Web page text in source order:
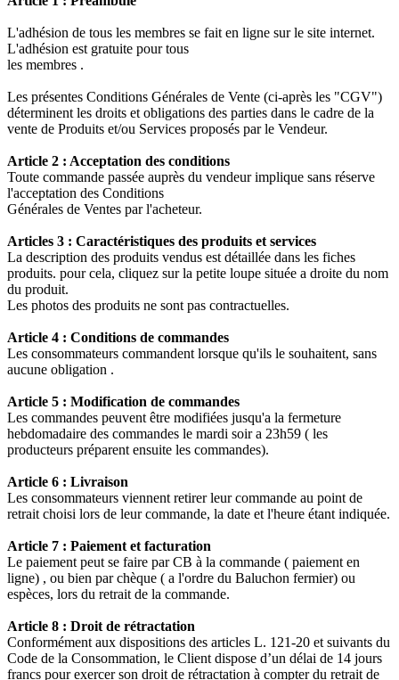
L'adhésion de tous les membres se fait en ligne sur le site internet.
L'adhésion est gratuite pour tous
les membres .
Les présentes Conditions Générales de Vente (ci-après les "CGV")
déterminent les droits et obligations des parties dans le cadre de la
vente de Produits et/ou Services proposés par le Vendeur.
Article 2 : Acceptation des conditions
Toute commande passée auprès du vendeur implique sans réserve
l'acceptation des Conditions
Générales de Ventes par l'acheteur.
Articles 3 : Caractéristiques des produits et services
La description des produits vendus est détaillée dans les fiches
produits. pour cela, cliquez sur la petite loupe située a droite du nom
du produit.
Les photos des produits ne sont pas contractuelles.
Article 4 : Conditions de commandes
Les consommateurs commandent lorsque qu'ils le souhaitent, sans
aucune obligation .
Article 5 : Modification de commandes
Les commandes peuvent être modifiées jusqu'a la fermeture
hebdomadaire des commandes le mardi soir a 23h59 ( les
producteurs préparent ensuite les commandes).
Article 6 : Livraison
Les consommateurs viennent retirer leur commande au point de
retrait choisi lors de leur commande, la date et l'heure étant indiquée.
Article 7 : Paiement et facturation
Le paiement peut se faire par CB à la commande ( paiement en
ligne) , ou bien par chèque ( a l'ordre du Baluchon fermier) ou
espèces, lors du retrait de la commande.
Article 8 : Droit de rétractation
Conformément aux dispositions des articles L. 121-20 et suivants du
Code de la Consommation, le Client dispose d’un délai de 14 jours
francs pour exercer son droit de rétractation à compter du retrait de